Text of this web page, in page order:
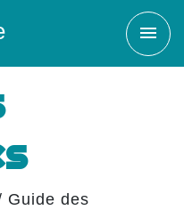
menu
Guide des